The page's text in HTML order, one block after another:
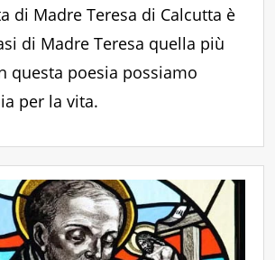
di Madre Teresa di Calcutta è
di Madre Teresa quella più
questa poesia possiamo
per la vita.